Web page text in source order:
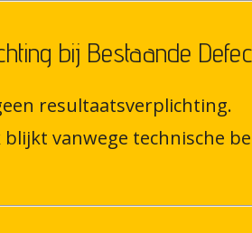
bij Bestaande
resultaatsverplichting.
vanwege technische